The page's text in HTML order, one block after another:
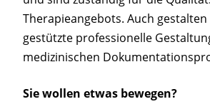
Therapieangebots. Auch gestalten
gestützte professionelle
medizinischen
Sie wollen etwas bewegen?